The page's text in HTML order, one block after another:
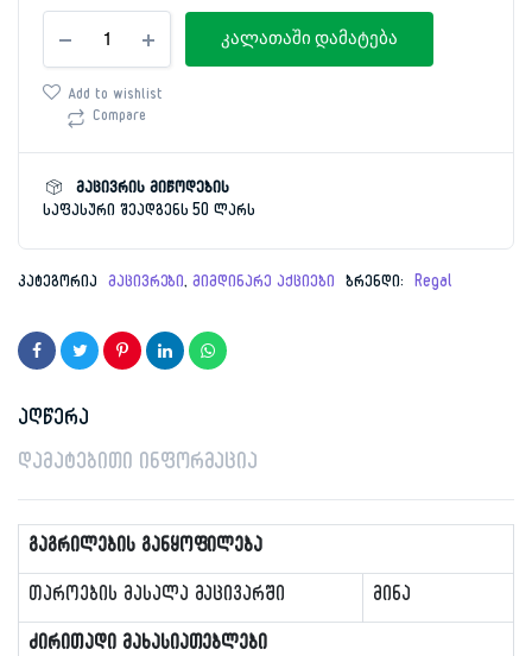
was:
1,999.00 ₾.
is:
1,547.00 ₾.
Regal
AG1379
რაოდენობა
კალათაში დამატება
Add to wishlist
Compare
მაცივრის მიწოდების
საფასური შეადგენს 50 ლარს
კატეგორია მაცივრები,მიმდინარე აქციები ბრენდი: Regal
აღწერა
დამატებითი ინფორმაცია
გაგრილების განყოფილება
თაროების მასალა მაცივარში
მინა
ძირითადი მახასიათებლები